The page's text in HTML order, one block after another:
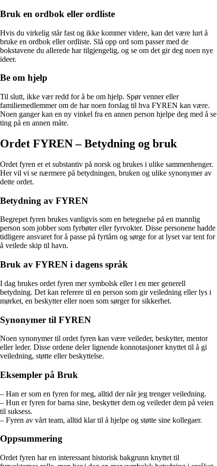
Bruk en ordbok eller ordliste
Hvis du virkelig står fast og ikke kommer videre, kan det være lurt å
bruke en ordbok eller ordliste. Slå opp ord som passer med de
bokstavene du allerede har tilgjengelig, og se om det gir deg noen nye
ideer.
Be om hjelp
Til slutt, ikke vær redd for å be om hjelp. Spør venner eller
familiemedlemmer om de har noen forslag til hva FYREN kan være.
Noen ganger kan en ny vinkel fra en annen person hjelpe deg med å se
ting på en annen måte.
Ordet FYREN – Betydning og bruk
Ordet fyren er et substantiv på norsk og brukes i ulike sammenhenger.
Her vil vi se nærmere på betydningen, bruken og ulike synonymer av
dette ordet.
Betydning av FYREN
Begrepet fyren brukes vanligvis som en betegnelse på en mannlig
person som jobber som fyrbøter eller fyrvokter. Disse personene hadde
tidligere ansvaret for å passe på fyrtårn og sørge for at lyset var tent for
å veilede skip til havn.
Bruk av FYREN i dagens språk
I dag brukes ordet fyren mer symbolsk eller i en mer generell
betydning. Det kan referere til en person som gir veiledning eller lys i
mørket, en beskytter eller noen som sørger for sikkerhet.
Synonymer til FYREN
Noen synonymer til ordet fyren kan være veileder, beskytter, mentor
eller leder. Disse ordene deler lignende konnotasjoner knyttet til å gi
veiledning, støtte eller beskyttelse.
Eksempler på Bruk
– Han er som en fyren for meg, alltid der når jeg trenger veiledning.
– Hun er fyren for barna sine, beskytter dem og veileder dem på veien
til suksess.
– Fyren av vårt team, alltid klar til å hjelpe og støtte sine kollegaer.
Oppsummering
Ordet fyren har en interessant historisk bakgrunn knyttet til